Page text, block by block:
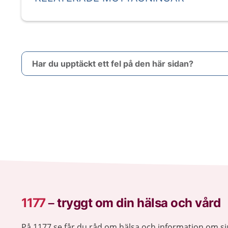
Har du upptäckt ett fel på den här sidan?
1177–tryggt om din hälsa och vård